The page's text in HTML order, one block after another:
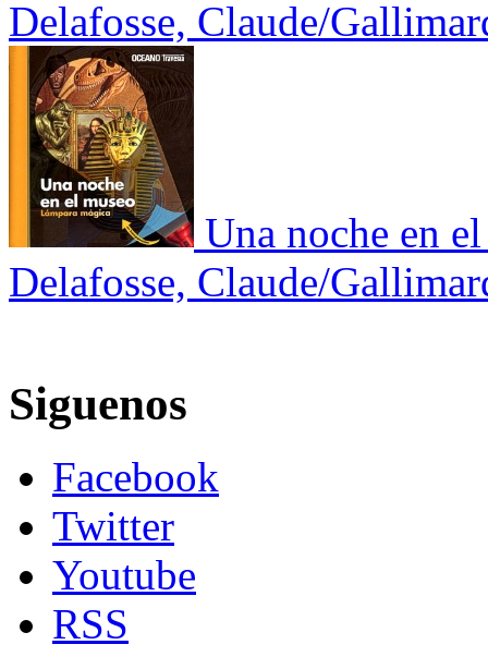
Delafosse, Claude/
Una noche en
Delafosse, Claude/
Siguenos
Facebook
Twitter
Youtube
RSS